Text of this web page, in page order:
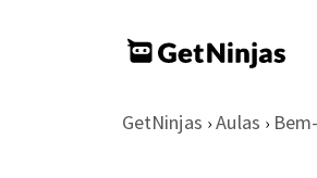
GetNinjas › Aulas ›